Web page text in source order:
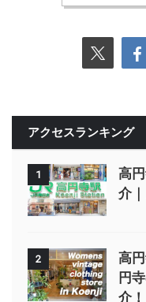
アクセスランキング
1
高
介
2
高
円
介！